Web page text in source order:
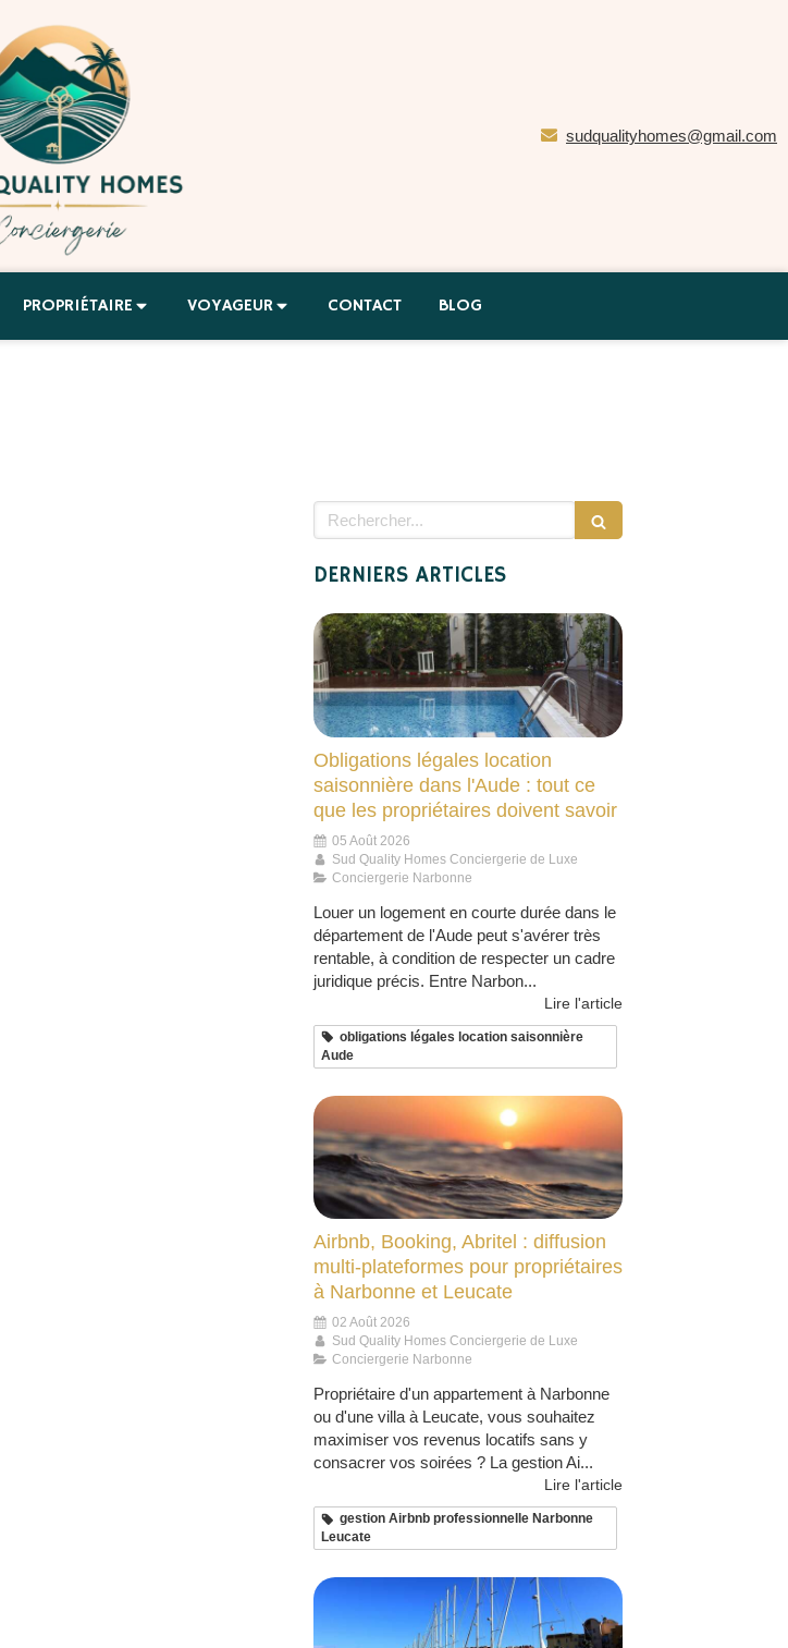
sudqualityhomes@gmail.com
PROPRIÉTAIRE VOYAGEUR CONTACT BLOG
Rechercher
DERNIERS ARTICLES
Obligations légales location
saisonnière dans l'Aude : tout ce
que les propriétaires doivent savoir
05 Août 2026
Sud Quality Homes Conciergerie de Luxe
Conciergerie Narbonne
Louer un logement en courte durée dans le
département de l'Aude peut s'avérer très
rentable, à condition de respecter un cadre
juridique précis. Entre Narbon...
Lire l'article
obligations légales location saisonnière
Aude
Airbnb, Booking, Abritel : diffusion
multi-plateformes pour propriétaires
à Narbonne et Leucate
02 Août 2026
Sud Quality Homes Conciergerie de Luxe
Conciergerie Narbonne
Propriétaire d'un appartement à Narbonne
ou d'une villa à Leucate, vous souhaitez
maximiser vos revenus locatifs sans y
consacrer vos soirées ? La gestion Ai...
Lire l'article
gestion Airbnb professionnelle Narbonne
Leucate